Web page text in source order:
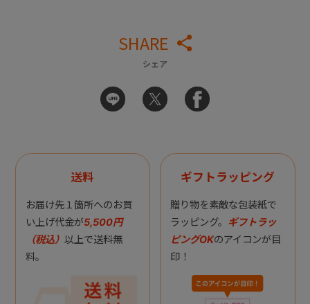
SHARE
シェア
送料
お届け先１箇所へのお買
い上げ代金が5,500円
（税込） 以上で送料無
料。
ギフトラッピング
贈り物を素敵な包装紙で
ラッピング。 ギフトラッ
ピングOKのアイコンが目
印！